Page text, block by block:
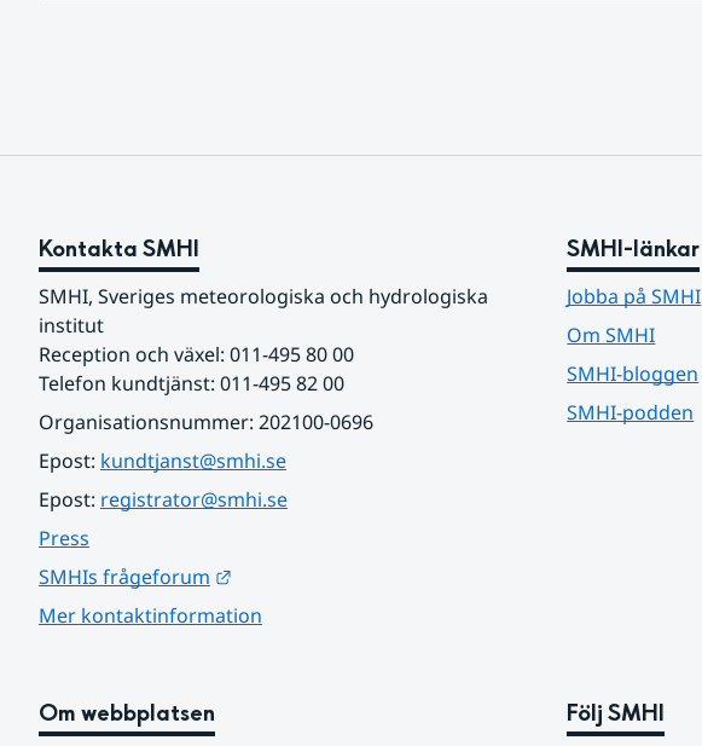
Kontakta SMHI
SMHI, Sveriges meteorologiska och hydrologiska
institut
Reception och växel: 011-495 80 00
Telefon kundtjänst: 011-495 82 00
Organisationsnummer: 202100-0696
Epost: kundtjanst@smhi.se
Epost: registrator@smhi.se
Press
SMHIs frågeforum
Mer kontaktinformation
SMHI-länkar
Jobba på SMHI
Om SMHI
SMHI-bloggen
SMHI-podden
Om webbplatsen Följ SMHI